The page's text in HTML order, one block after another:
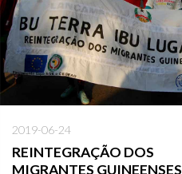
2019-06-24
REINTEGRAÇÃO DOS
MIGRANTES GUINEENSES